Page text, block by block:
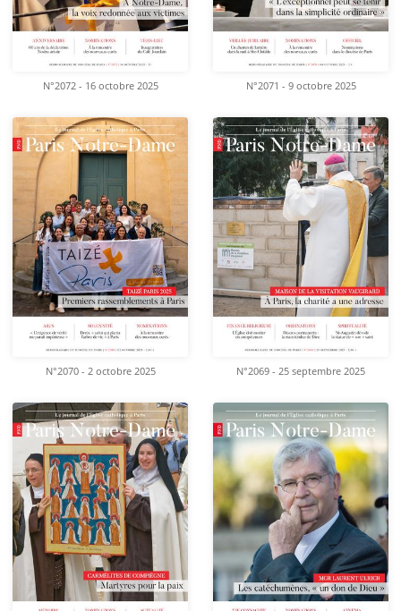
N°2072 - 16 octobre 2025 N°2071 - 9 octobre 2025
N°2070 - 2 octobre 2025 N°2069 - 25 septembre 2025